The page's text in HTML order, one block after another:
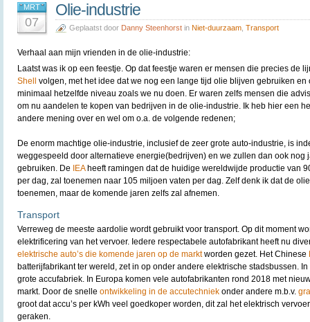
MRT
07
Olie-industrie
Geplaatst door Danny Steenhorst in Niet-duurzaam Transport
Verhaal aan mijn vrienden in de olie-industrie:
Laatst was ik op een feestje. Op dat feestje waren er mensen die precies de
Shell
volgen, met het idee dat we nog een lange tijd olie blijven gebruiken en
minimaal hetzelfde niveau zoals we nu doen. Er waren zelfs mensen die
om nu aandelen te kopen van bedrijven in de olie-industrie. Ik heb hier een
andere mening over en wel om o.a. de volgende redenen;
De enorm machtige olie-industrie, inclusief de zeer grote auto-industrie, is
weggespeeld door alternatieve energie(bedrijven) en we zullen dan ook nog
gebruiken. De
IEAheeft ramingen dat de huidige wereldwijde productie van
per dag, zal toenemen naar 105 miljoen vaten per dag. Zelf denk ik dat de
toenemen, maar de komende jaren zelfs zal afnemen.
Transport
Verreweg de meeste aardolie wordt gebruikt voor transport. Op dit moment
elektrificering van het vervoer. Iedere respectabele autofabrikant heeft nu
elektrische auto’s die komende jaren op de marktworden gezet. Het Chinese
batterijfabrikant ter wereld, zet in op onder andere elektrische stadsbussen.
grote accufabriek. In Europa komen vele autofabrikanten rond 2018 met
markt. Door de snelle ontwikkeling in de accutechniek onder andere m.b.v.
groot dat accu’s per kWh veel goedkoper worden, dit zal het elektrisch
geraken.